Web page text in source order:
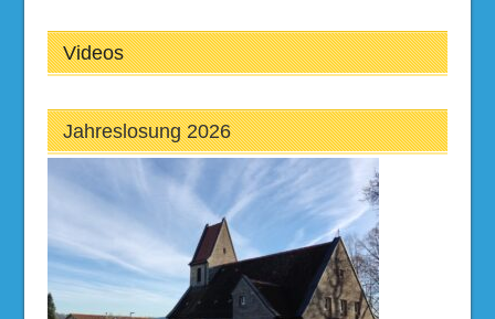
Videos
Jahreslosung 2026